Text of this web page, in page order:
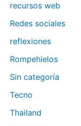
recursos web
Redes sociales
reflexiones
Rompehielos
Sin categoría
Tecno
Thailand